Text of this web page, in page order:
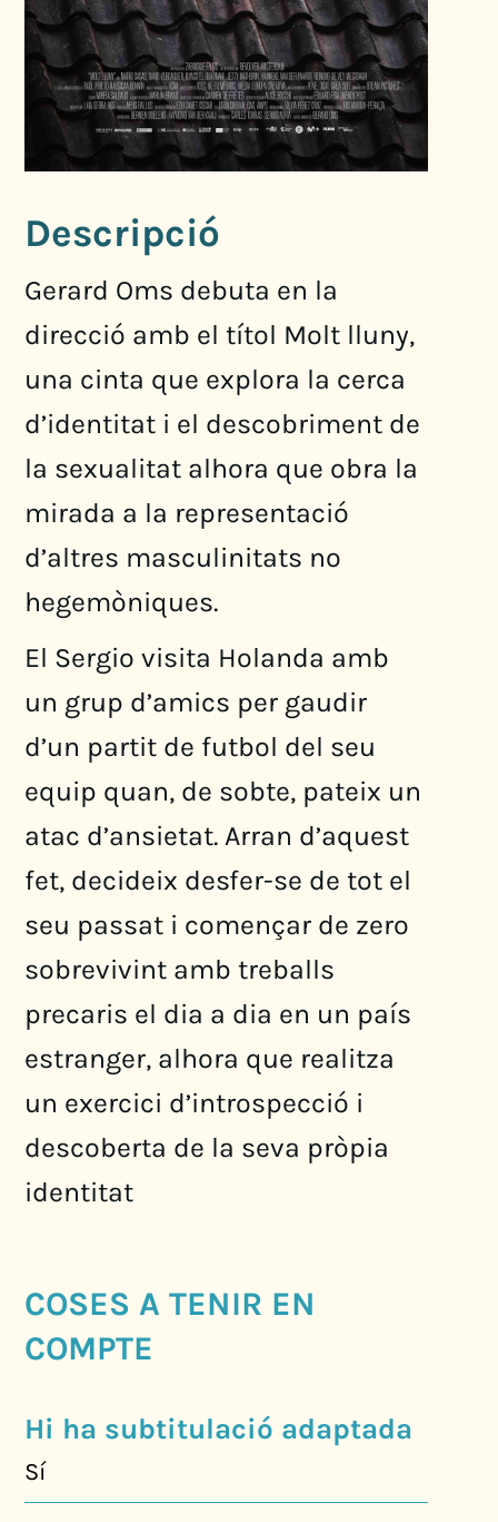
Descripció
Gerard Oms debuta en la
direcció amb el títol Molt lluny,
una cinta que explora la cerca
d’identitat i el descobriment de
la sexualitat alhora que obra la
mirada a la representació
d’altres masculinitats no
hegemòniques.
El Sergio visita Holanda amb
un grup d’amics per gaudir
d’un partit de futbol del seu
equip quan, de sobte, pateix un
atac d’ansietat. Arran d’aquest
fet, decideix desfer-se de tot el
seu passat i començar de zero
sobrevivint amb treballs
precaris el dia a dia en un país
estranger, alhora que realitza
un exercici d’introspecció i
descoberta de la seva pròpia
identitat
COSES A TENIR EN
COMPTE
Hi ha subtitulació adaptada
Sí